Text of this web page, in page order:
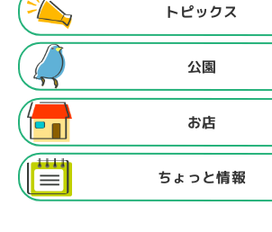
トピックス
公園
お店
ちょっと情報